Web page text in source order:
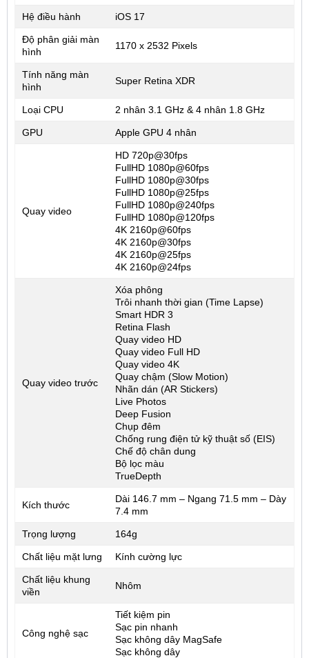
Hệ điều hành iOS 17
Độ phân giải màn
hình
1170 x 2532 Pixels
Tính năng màn
hình
Super Retina XDR
Loại CPU 2 nhân 3.1 GHz & 4 nhân 1.8 GHz
GPU Apple GPU 4 nhân
Quay video
HD 720p@30fps
FullHD 1080p@60fps
FullHD 1080p@30fps
FullHD 1080p@25fps
FullHD 1080p@240fps
FullHD 1080p@120fps
4K 2160p@60fps
4K 2160p@30fps
4K 2160p@25fps
4K 2160p@24fps
Quay video trước
Xóa phông
Trôi nhanh thời gian (Time Lapse)
Smart HDR 3
Retina Flash
Quay video HD
Quay video Full HD
Quay video 4K
Quay chậm (Slow Motion)
Nhãn dán (AR Stickers)
Live Photos
Deep Fusion
Chụp đêm
Chống rung điện tử kỹ thuật số (EIS)
Chế độ chân dung
Bộ lọc màu
TrueDepth
Kích thước
Dài 146.7 mm – Ngang 71.5 mm – Dày
7.4 mm
Trọng lượng 164g
Chất liệu mặt lưng Kính cường lực
Chất liệu khung
viền
Nhôm
Công nghệ sạc
Tiết kiệm pin
Sạc pin nhanh
Sạc không dây MagSafe
Sạc không dây